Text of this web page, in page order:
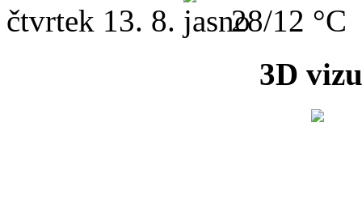
čtvrtek 13. 8.
28/12 °C
3D